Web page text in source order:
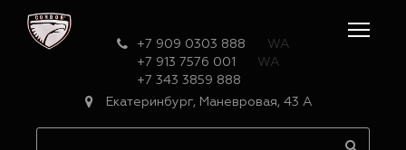
+7 909 0303 888
WA
+7 913 7576 001
WA
+7 343 3859 888
Екатеринбург, Маневровая, 43 А